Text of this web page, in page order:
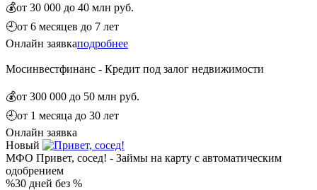
💰от 30 000 до 40 млн руб.
🕘от 6 месяцев до 7 лет
Онлайн заявкаподробнее
Мосинвестфинанс - Кредит под залог недвижимости
💰от 300 000 до 50 млн руб.
🕘от 1 месяца до 30 лет
Онлайн заявка
Новый
МФО Привет, сосед! - Займы на карту с автоматическим
одобрением
%30 дней без %